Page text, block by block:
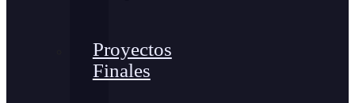
Proyectos
Finales